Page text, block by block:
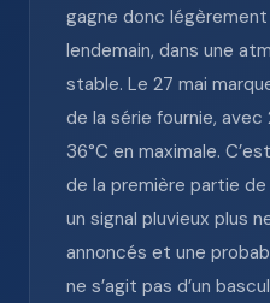
gagne donc
lendemain, dans une
stable. Le 27 mai
de la série fournie,
36°C en maximale.
de la première partie
un signal pluvieux plus
annoncés et une
ne s’agit pas d’un